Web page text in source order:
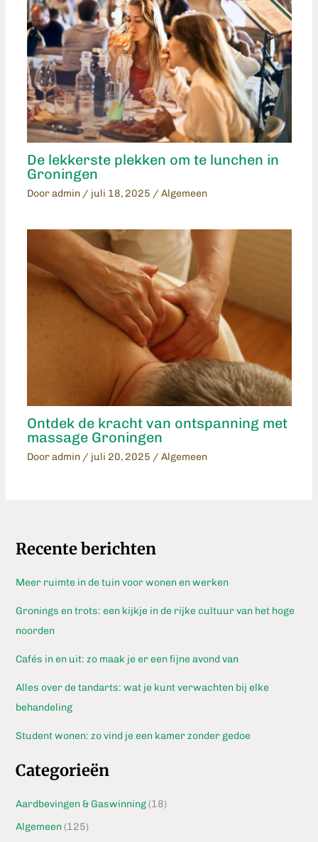
De lekkerste plekken om te lunchen in
Groningen
Door admin / juli 18, 2025 / Algemeen
Ontdek de kracht van ontspanning met
massage Groningen
Door admin / juli 20, 2025 / Algemeen
Recente berichten
Meer ruimte in de tuin voor wonen en werken
Gronings en trots: een kijkje in de rijke cultuur van het hoge
noorden
Cafés in en uit: zo maak je er een fijne avond van
Alles over de tandarts: wat je kunt verwachten bij elke
behandeling
Student wonen: zo vind je een kamer zonder gedoe
Categorieën
Aardbevingen & Gaswinning(18)
Algemeen(125)